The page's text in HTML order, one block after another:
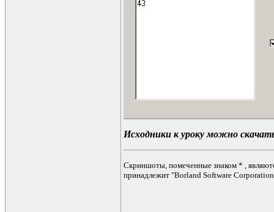
Исходники к уроку можно
Скриншоты, помеченные знаком * ,
принадлежит "Borland Software